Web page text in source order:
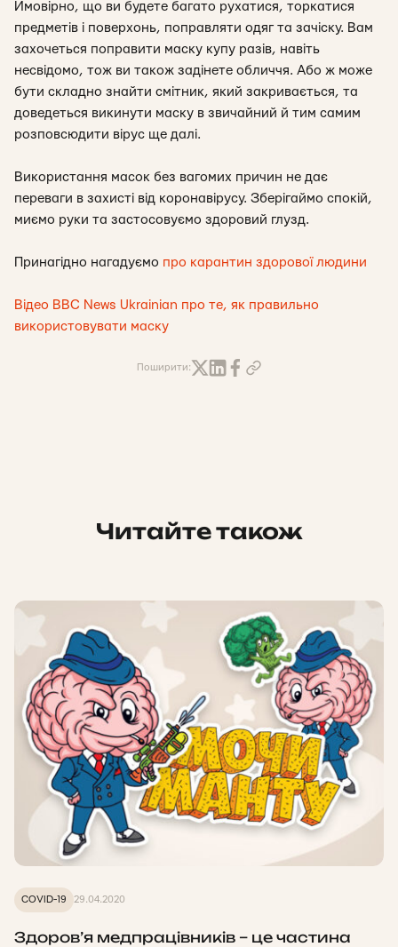
Ймовірно, що ви будете багато рухатися, торкатися
предметів і поверхонь, поправляти одяг та зачіску. Вам
захочеться поправити маску купу разів, навіть
несвідомо, тож ви також задінете обличчя. Або ж може
бути складно знайти смітник, який закривається, та
доведеться викинути маску в звичайний й тим самим
розповсюдити вірус ще далі.
Використання масок без вагомих причин не дає
переваги в захисті від коронавірусу. Зберігаймо спокій,
миємо руки та застосовуємо здоровий глузд.
Принагідно нагадуємо про карантин здорової людини
Відео BBC News Ukrainian про те, як правильно
використовувати маску
Поширити:
Читайте також
COVID-19 29.04.2020
Здоров’я медпрацівників – це частина